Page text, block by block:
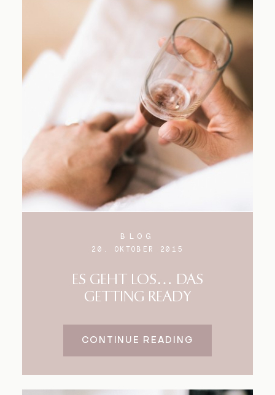
BLOG
20. OKTOBER 2015
ES GEHT LOS… DAS
GETTING READY
CONTINUE READING